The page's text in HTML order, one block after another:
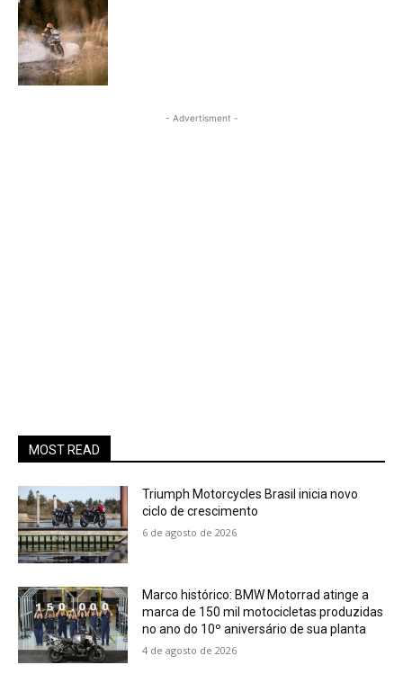
- Advertisment -
MOST READ
Triumph Motorcycles Brasil inicia novo
ciclo de crescimento
6 de agosto de 2026
Marco histórico: BMW Motorrad atinge a
marca de 150 mil motocicletas produzidas
no ano do 10º aniversário de sua planta
4 de agosto de 2026